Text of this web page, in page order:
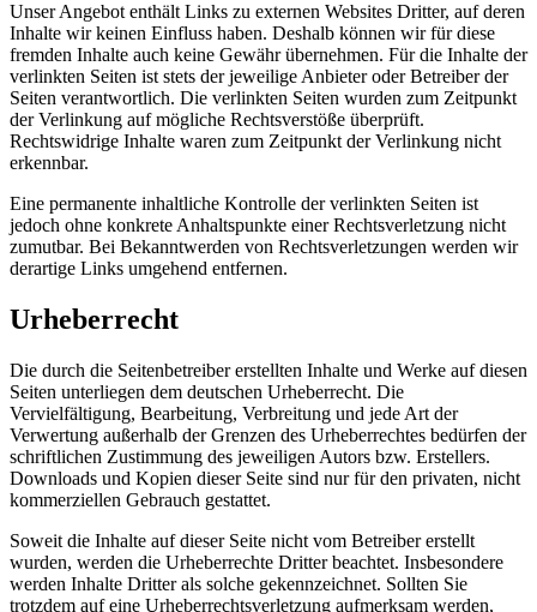
Unser Angebot enthält Links zu externen Websites Dritter, auf deren
Inhalte wir keinen Einfluss haben. Deshalb können wir für diese
fremden Inhalte auch keine Gewähr übernehmen. Für die Inhalte der
verlinkten Seiten ist stets der jeweilige Anbieter oder Betreiber der
Seiten verantwortlich. Die verlinkten Seiten wurden zum Zeitpunkt
der Verlinkung auf mögliche Rechtsverstöße überprüft.
Rechtswidrige Inhalte waren zum Zeitpunkt der Verlinkung nicht
erkennbar.
Eine permanente inhaltliche Kontrolle der verlinkten Seiten ist
jedoch ohne konkrete Anhaltspunkte einer Rechtsverletzung nicht
zumutbar. Bei Bekanntwerden von Rechtsverletzungen werden wir
derartige Links umgehend entfernen.
Urheberrecht
Die durch die Seitenbetreiber erstellten Inhalte und Werke auf diesen
Seiten unterliegen dem deutschen Urheberrecht. Die
Vervielfältigung, Bearbeitung, Verbreitung und jede Art der
Verwertung außerhalb der Grenzen des Urheberrechtes bedürfen der
schriftlichen Zustimmung des jeweiligen Autors bzw. Erstellers.
Downloads und Kopien dieser Seite sind nur für den privaten, nicht
kommerziellen Gebrauch gestattet.
Soweit die Inhalte auf dieser Seite nicht vom Betreiber erstellt
wurden, werden die Urheberrechte Dritter beachtet. Insbesondere
werden Inhalte Dritter als solche gekennzeichnet. Sollten Sie
trotzdem auf eine Urheberrechtsverletzung aufmerksam werden,